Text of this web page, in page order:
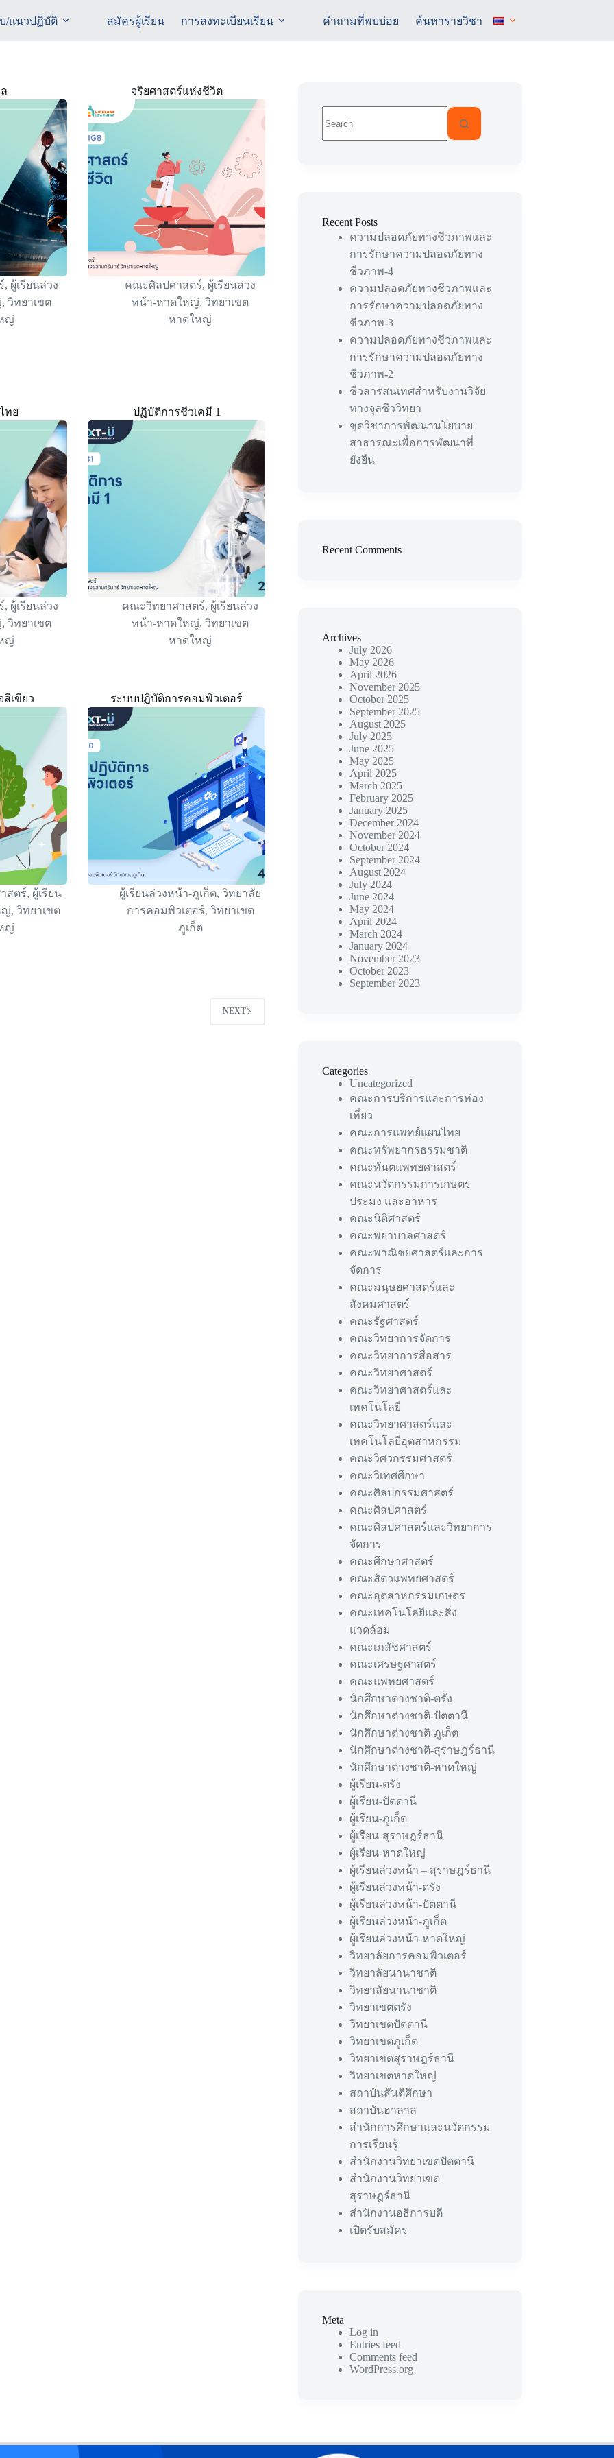
/แนวปฏิบัติ สมัครผู้เรียน การลงทะเบียนเรียน คำถามที่พบบ่อย ค้นหารายวิชา
, ผู้เรียนล่วง
, วิทยาเขต
ญ่
จริยศาสตร์แห่งชีวิต
คณะศิลปศาสตร์, ผู้เรียนล่วง
หน้า-หาดใหญ่, วิทยาเขต
หาดใหญ่
ทย
, ผู้เรียนล่วง
, วิทยาเขต
ญ่
ปฏิบัติการชีวเคมี 1
คณะวิทยาศาสตร์, ผู้เรียนล่วง
หน้า-หาดใหญ่, วิทยาเขต
หาดใหญ่
เขียว
สตร์, ผู้เรียน
ญ่,วิทยาเขต
ญ่
ระบบปฏิบัติการคอมพิวเตอร์
ผู้เรียนล่วงหน้า-ภูเก็ต, วิทยาลัย
การคอมพิวเตอร์, วิทยาเขต
ภูเก็ต
NEXT
results
Recent Posts
ความปลอดภัยทางชีวภาพและ
การรักษาความปลอดภัยทาง
ชีวภาพ-4
ความปลอดภัยทางชีวภาพและ
การรักษาความปลอดภัยทาง
ชีวภาพ-3
ความปลอดภัยทางชีวภาพและ
การรักษาความปลอดภัยทาง
ชีวภาพ-2
ชีวสารสนเทศสำหรับงานวิจัย
ทางจุลชีววิทยา
ชุดวิชาการพัฒนานโยบาย
สาธารณะเพื่อการพัฒนาที่
ยั่งยืน
Recent Comments
Archives
July 2026
May 2026
April 2026
November 2025
October 2025
September 2025
August 2025
July 2025
June 2025
May 2025
April 2025
March 2025
February 2025
January 2025
December 2024
November 2024
October 2024
September 2024
August 2024
July 2024
June 2024
May 2024
April 2024
March 2024
January 2024
November 2023
October 2023
September 2023
Categories
Uncategorized
คณะการบริการและการท่อง
เที่ยว
คณะการแพทย์แผนไทย
คณะทรัพยากรธรรมชาติ
คณะทันตแพทยศาสตร์
คณะนวัตกรรมการเกษตร
ประมง และอาหาร
คณะนิติศาสตร์
คณะพยาบาลศาสตร์
คณะพาณิชยศาสตร์และการ
จัดการ
คณะมนุษยศาสตร์และ
สังคมศาสตร์
คณะรัฐศาสตร์
คณะวิทยาการจัดการ
คณะวิทยาการสื่อสาร
คณะวิทยาศาสตร์
คณะวิทยาศาสตร์และ
เทคโนโลยี
คณะวิทยาศาสตร์และ
เทคโนโลยีอุตสาหกรรม
คณะวิศวกรรมศาสตร์
คณะวิเทศศึกษา
คณะศิลปกรรมศาสตร์
คณะศิลปศาสตร์
คณะศิลปศาสตร์และวิทยาการ
จัดการ
คณะศึกษาศาสตร์
คณะสัตวแพทยศาสตร์
คณะอุตสาหกรรมเกษตร
คณะเทคโนโลยีและสิ่ง
แวดล้อม
คณะเภสัชศาสตร์
คณะเศรษฐศาสตร์
คณะแพทยศาสตร์
นักศึกษาต่างชาติ-ตรัง
นักศึกษาต่างชาติ-ปัตตานี
นักศึกษาต่างชาติ-ภูเก็ต
นักศึกษาต่างชาติ-สุราษฎร์ธานี
นักศึกษาต่างชาติ-หาดใหญ่
ผู้เรียน-ตรัง
ผู้เรียน-ปัตตานี
ผู้เรียน-ภูเก็ต
ผู้เรียน-สุราษฎร์ธานี
ผู้เรียน-หาดใหญ่
ผู้เรียนล่วงหน้า – สุราษฎร์ธานี
ผู้เรียนล่วงหน้า-ตรัง
ผู้เรียนล่วงหน้า-ปัตตานี
ผู้เรียนล่วงหน้า-ภูเก็ต
ผู้เรียนล่วงหน้า-หาดใหญ่
วิทยาลัยการคอมพิวเตอร์
วิทยาลัยนานาชาติ
วิทยาลัยนานาชาติ
วิทยาเขตตรัง
วิทยาเขตปัตตานี
วิทยาเขตภูเก็ต
วิทยาเขตสุราษฎร์ธานี
วิทยาเขตหาดใหญ่
สถาบันสันติศึกษา
สถาบันฮาลาล
สำนักการศึกษาและนวัตกรรม
การเรียนรู้
สำนักงานวิทยาเขตปัตตานี
สำนักงานวิทยาเขต
สุราษฎร์ธานี
สำนักงานอธิการบดี
เปิดรับสมัคร
Meta
Log in
Entries feed
Comments feed
WordPress.org